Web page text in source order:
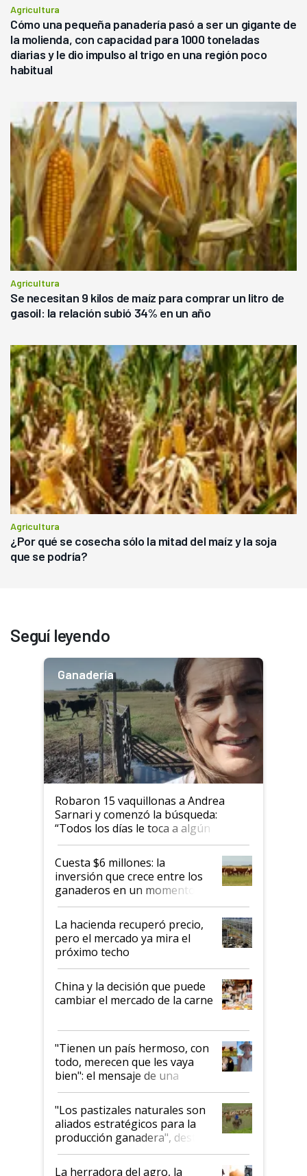
Agricultura
Cómo una pequeña panadería pasó a ser un gigante de
la molienda, con capacidad para 1000 toneladas
diarias y le dio impulso al trigo en una región poco
habitual
Agricultura
Se necesitan 9 kilos de maíz para comprar un litro de
gasoil: la relación subió 34% en un año
Agricultura
¿Por qué se cosecha sólo la mitad del maíz y la soja
que se podría?
Seguí leyendo
Ganadería
Robaron 15 vaquillonas a Andrea
Sarnari y comenzó la búsqueda:
“Todos los días le toca a algún
productor”
Cuesta $6 millones: la
inversión que crece entre los
ganaderos en un momento
histórico para la actividad
La hacienda recuperó precio,
pero el mercado ya mira el
próximo techo
China y la decisión que puede
cambiar el mercado de la carne
"Tienen un país hermoso, con
todo, merecen que les vaya
bien": el mensaje de una
ganadera uruguaya sobre las
oportunidades que se abren
para el agro en Argentina, con
foco en la carne
"Los pastizales naturales son
aliados estratégicos para la
producción ganadera", destaca
la iniciativa que ya reúne a 46
establecimientos en Argentina
La herradora del agro, la